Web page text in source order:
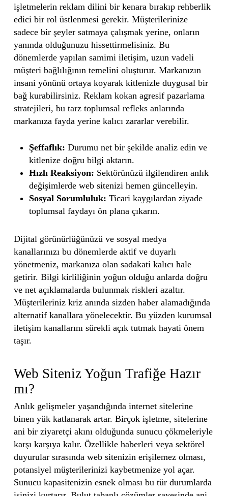
işletmelerin reklam dilini bir kenara bırakıp rehberlik
edici bir rol üstlenmesi gerekir. Müşterilerinize
sadece bir şeyler satmaya çalışmak yerine, onların
yanında olduğunuzu hissettirmelisiniz. Bu
dönemlerde yapılan samimi iletişim, uzun vadeli
müşteri bağlılığının temelini oluşturur. Markanızın
insani yönünü ortaya koyarak kitlenizle duygusal bir
bağ kurabilirsiniz. Reklam kokan agresif pazarlama
stratejileri, bu tarz toplumsal refleks anlarında
markanıza fayda yerine kalıcı zararlar verebilir.
Şeffaflık: Durumu net bir şekilde analiz edin ve
kitlenize doğru bilgi aktarın.
Hızlı Reaksiyon: Sektörünüzü ilgilendiren anlık
değişimlerde web sitenizi hemen güncelleyin.
Sosyal Sorumluluk: Ticari kaygılardan ziyade
toplumsal faydayı ön plana çıkarın.
Dijital görünürlüğünüzü ve sosyal medya
kanallarınızı bu dönemlerde aktif ve duyarlı
yönetmeniz, markanıza olan sadakati kalıcı hale
getirir. Bilgi kirliliğinin yoğun olduğu anlarda doğru
ve net açıklamalarda bulunmak riskleri azaltır.
Müşterileriniz kriz anında sizden haber alamadığında
alternatif kanallara yönelecektir. Bu yüzden kurumsal
iletişim kanallarını sürekli açık tutmak hayati önem
taşır.
Web Siteniz Yoğun Trafiğe Hazır
mı?
Anlık gelişmeler yaşandığında internet sitelerine
binen yük katlanarak artar. Birçok işletme, sitelerine
ani bir ziyaretçi akını olduğunda sunucu çökmeleriyle
karşı karşıya kalır. Özellikle haberleri veya sektörel
duyurular sırasında web sitenizin erişilemez olması,
potansiyel müşterilerinizi kaybetmenize yol açar.
Sunucu kapasitenizin esnek olması bu tür durumlarda